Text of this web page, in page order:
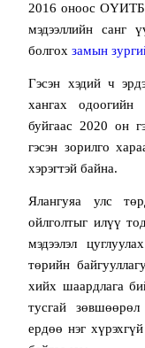
2016 оноос
мэдээллийн санг
болгохзамын
Гэсэн хэдий ч
хангах
буйгаас 2020 он
гэсэн зорилго
хэрэгтэй байна.
Ялангуяа улс
ойлголтыг илүү
мэдээлэл
төрийн
хийх шаардлага
тусгай
ердөө нэг